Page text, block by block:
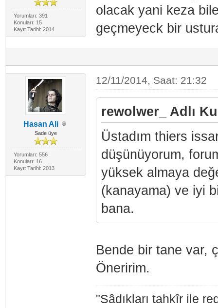
Yorumları: 391
Konuları: 15
Kayıt Tarihi: 2014
olacak yani keza
geçmeyeck bir
Hasan Ali
Sade üye
Yorumları: 556
Konuları: 16
Kayıt Tarihi: 2013
12/11/2014, Saat: 21:32
rewolwer_ Adlı
Üstadım thiers
düşünüyorum,
yüksek almaya
(kanayama) ve iyi
bana.
Bende bir tane var,
Öneririm.
"Sâdıkları tahkîr ile